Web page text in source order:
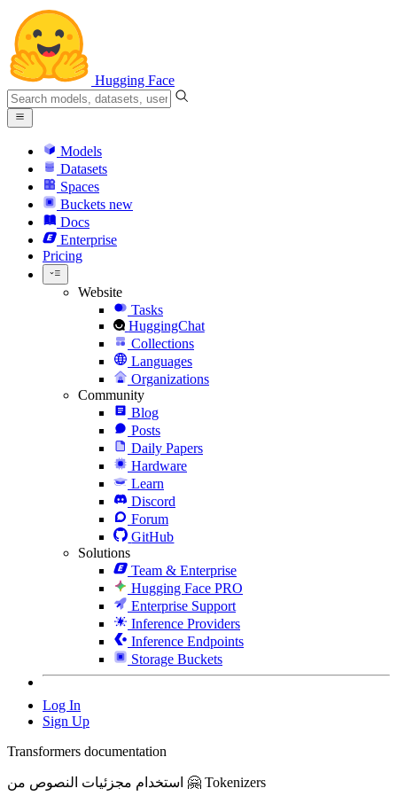
Hugging Face
Models
Datasets
Spaces
Buckets new
Docs
Enterprise
Pricing
Website
Tasks
HuggingChat
Collections
Languages
Organizations
Community
Blog
Posts
Daily Papers
Hardware
Learn
Discord
Forum
GitHub
Solutions
Team & Enterprise
Hugging Face PRO
Enterprise Support
Inference Providers
Inference Endpoints
Storage Buckets
Log In
Sign Up
Transformers documentation
استخدام مجزئيات النصوص من 🤗 Tokenizers